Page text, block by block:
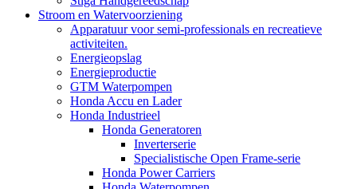
Stroom en Watervoorziening
Apparatuur voor semi-professionals en recreatieve
activiteiten.
Energieopslag
Energieproductie
GTM Waterpompen
Honda Accu en Lader
Honda Industrieel
Honda Generatoren
Inverterserie
Specialistische Open Frame-serie
Honda Power Carriers